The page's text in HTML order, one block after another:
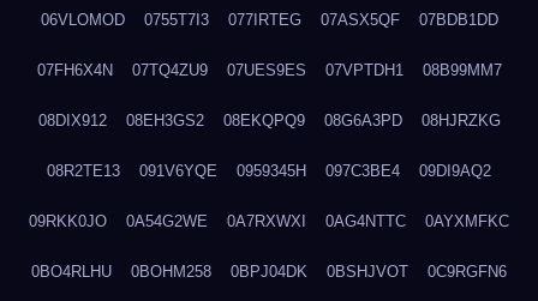
06VLOMOD 0755T7I3 077IRTEG 07ASX5QF 07BDB1DD
07FH6X4N 07TQ4ZU9 07UES9ES 07VPTDH1 08B99MM7
08DIX912 08EH3GS2 08EKQPQ9 08G6A3PD 08HJRZKG
08R2TE13 091V6YQE 0959345H 097C3BE4 09DI9AQ2
09RKK0JO 0A54G2WE 0A7RXWXI 0AG4NTTC 0AYXMFKC
0BO4RLHU 0BOHM258 0BPJ04DK 0BSHJVOT 0C9RGFN6